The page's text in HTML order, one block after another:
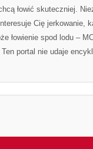
łowić skuteczniej.
Cię jerkowanie,
łowienie spod lodu –
portal nie udaje